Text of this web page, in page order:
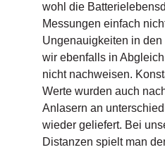
wohl die
Messungen einfach
Ungenauigkeiten in
wir ebenfalls in
nicht nachweisen.
Werte wurden auch
Anlasern an
wieder geliefert. Bei
Distanzen spielt man